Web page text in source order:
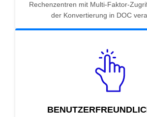
Rechenzentren mit Multi-Faktor-
der Konvertierung in DOC